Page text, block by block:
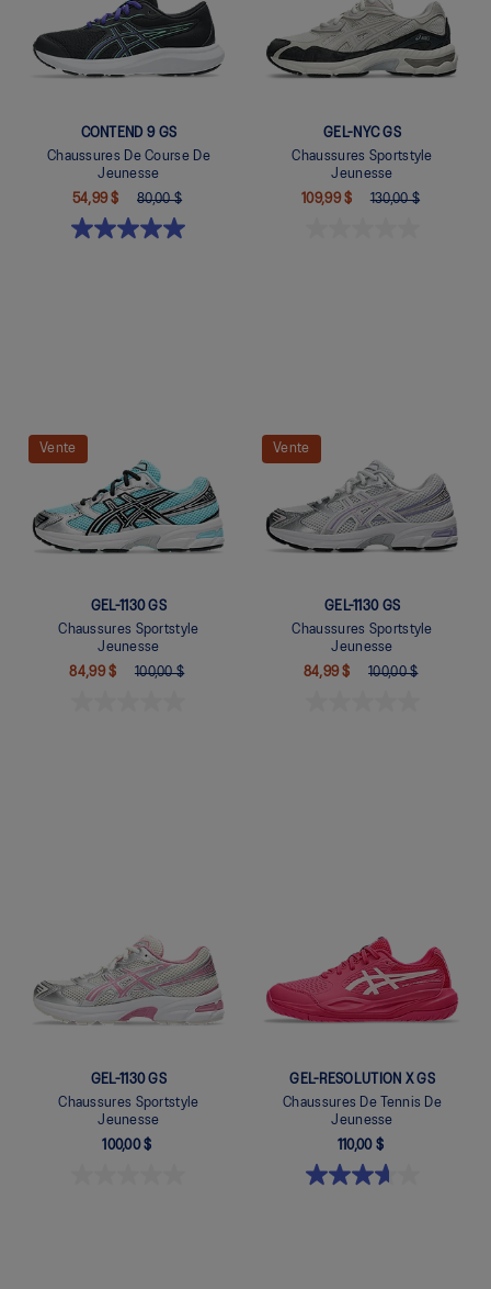
CONTEND 9 GS
Chaussures De Course De
Jeunesse
54,99 $
80,00 $
Quickview
GEL-NYC GS
Chaussures Sportstyle
Jeunesse
109,99 $
130,00 $
Quickview
Vente
GEL-1130 GS
Chaussures Sportstyle
Jeunesse
84,99 $
100,00 $
Vente
GEL-1130 GS
Chaussures Sportstyle
Jeunesse
84,99 $
100,00 $
GEL-1130 GS
Chaussures Sportstyle
Jeunesse
100,00 $
GEL-RESOLUTION X GS
Chaussures De Tennis De
Jeunesse
110,00 $